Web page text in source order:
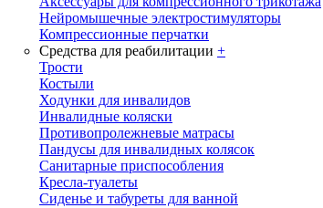
Нейромышечные электростимуляторы
Компрессионные перчатки
Средства для реабилитации +
Трости
Костыли
Ходунки для инвалидов
Инвалидные коляски
Противопролежневые матрасы
Пандусы для инвалидных колясок
Санитарные приспособления
Кресла-туалеты
Сиденье и табуреты для ванной